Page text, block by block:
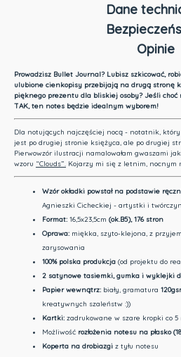
Dane
Opinie
Prowadzisz Bullet Journal? Lubisz szkicować,
ulubione cienkopisy przebijają na drugą stronę
pięknego prezentu dla bliskiej osoby? Jeśli choć
TAK, ten notes będzie idealnym wyborem!
Dla notujących najczęściej nocą - notatnik,
jest po drugiej stronie księżyca, ale po drugiej
Pierwowzór ilustracji namalowałam gwaszami
wzoru “Clouds”.Kojarzy mi się z letnim, nocnym
Wzór okładki powstał na podstawie
Agnieszki Cicheckiej - artystki i
Format:16,5x23,5cm (ok.B5), 176 stron
Oprawa:miękka, szyto-klejona, z
zarysowania
100% polska produkcja(od projektu do
2 satynowe tasiemki, gumka i wyklejki
Papier wewnątrz: biały, gramatura
kreatywnych szaleństw :))
Kartki:zadrukowane w szare kropki co 5
Możliwość rozłożenia notesu na płasko
Koperta na drobiazgiz tyłu notesu